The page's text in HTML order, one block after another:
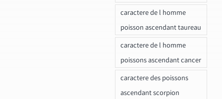
caractere de l homme
poisson ascendant taureau
caractere de l homme
poissons ascendant cancer
caractere des poissons
ascendant scorpion